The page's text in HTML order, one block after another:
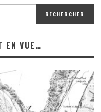
EN VUE…